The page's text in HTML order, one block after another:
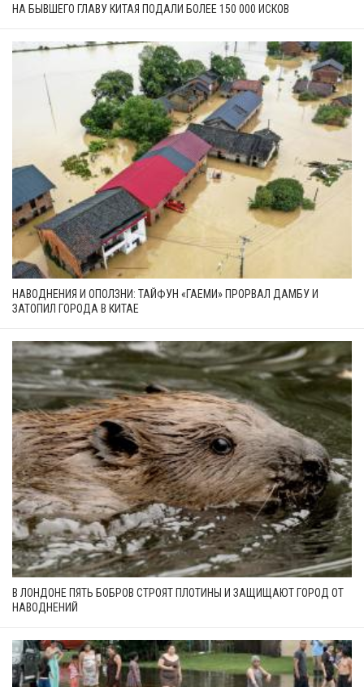
НА БЫВШЕГО ГЛАВУ КИТАЯ ПОДАЛИ БОЛЕЕ 150 000 ИСКОВ
НАВОДНЕНИЯ И ОПОЛЗНИ: ТАЙФУН «ГАЕМИ» ПРОРВАЛ ДАМБУ И
ЗАТОПИЛ ГОРОДА В КИТАЕ
В ЛОНДОНЕ ПЯТЬ БОБРОВ СТРОЯТ ПЛОТИНЫ И ЗАЩИЩАЮТ ГОРОД ОТ
НАВОДНЕНИЙ